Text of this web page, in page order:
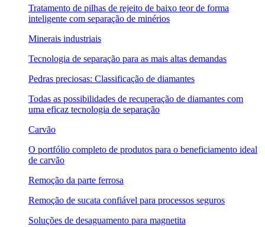
Tratamento de pilhas de rejeito de baixo teor de forma
inteligente com separação de minérios
Minerais industriais
Tecnologia de separação para as mais altas demandas
Pedras preciosas: Classificação de diamantes
Todas as possibilidades de recuperação de diamantes com
uma eficaz tecnologia de separação
Carvão
O portfólio completo de produtos para o beneficiamento ideal
de carvão
Remoção da parte ferrosa
Remoção de sucata confiável para processos seguros
Soluções de desaguamento para magnetita